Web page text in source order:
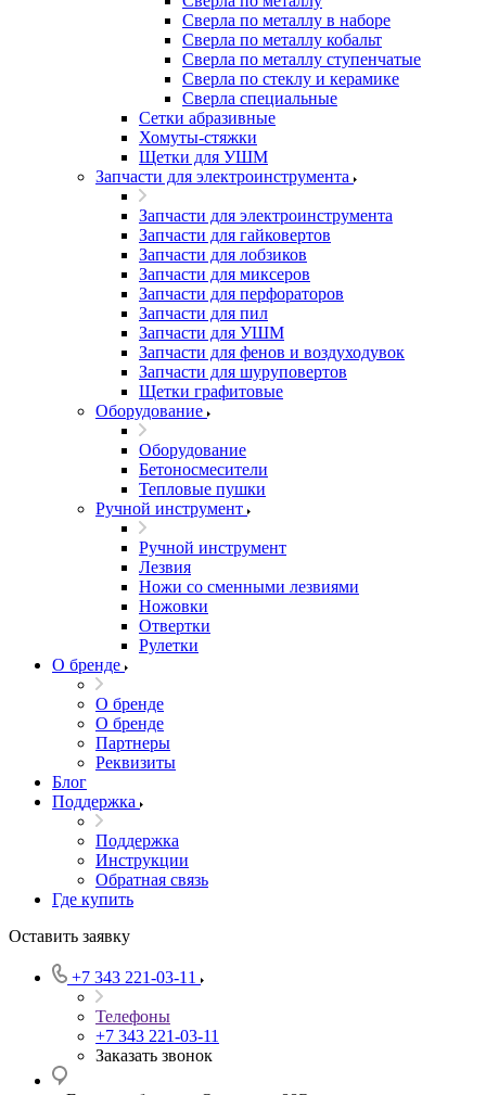
Сверла по металлу в наборе
Сверла по металлу кобальт
Сверла по металлу ступенчатые
Сверла по стеклу и керамике
Сверла специальные
Сетки абразивные
Хомуты-стяжки
Щетки для УШМ
Запчасти для электроинструмента
Запчасти для электроинструмента
Запчасти для гайковертов
Запчасти для лобзиков
Запчасти для миксеров
Запчасти для перфораторов
Запчасти для пил
Запчасти для УШМ
Запчасти для фенов и воздуходувок
Запчасти для шуруповертов
Щетки графитовые
Оборудование
Оборудование
Бетоносмесители
Тепловые пушки
Ручной инструмент
Ручной инструмент
Лезвия
Ножи со сменными лезвиями
Ножовки
Отвертки
Рулетки
О бренде
О бренде
О бренде
Партнеры
Реквизиты
Блог
Поддержка
Поддержка
Инструкции
Обратная связь
Где купить
Оставить заявку
+7 343 221-03-11
Телефоны
+7 343 221-03-11
Заказать звонок